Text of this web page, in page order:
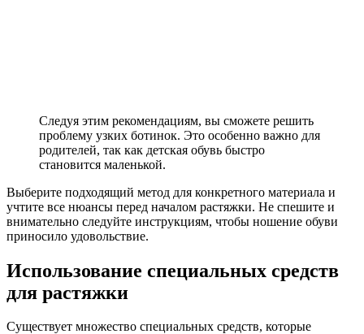
Следуя этим рекомендациям, вы сможете решить
проблему узких ботинок. Это особенно важно для
родителей, так как детская обувь быстро
становится маленькой.
Выберите подходящий метод для конкретного материала и
учтите все нюансы перед началом растяжки. Не спешите и
внимательно следуйте инструкциям, чтобы ношение обуви
приносило удовольствие.
Использование специальных средств
для растяжки
Существует множество специальных средств, которые